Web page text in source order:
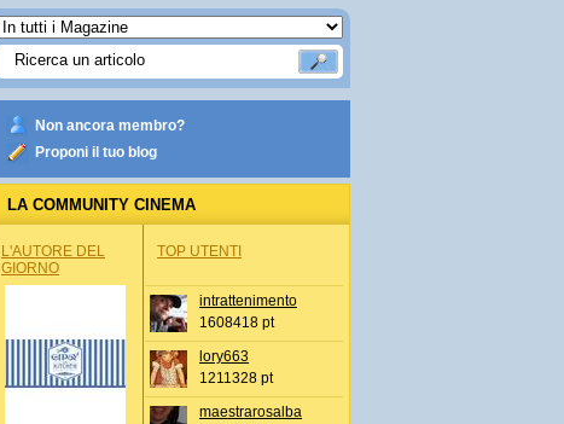
Non ancora membro?
Proponi il tuo blog
LA COMMUNITY CINEMA
L'AUTORE DEL
GIORNO
TOP UTENTI
intrattenimento
1608418 pt
lory663
1211328 pt
maestrarosalba